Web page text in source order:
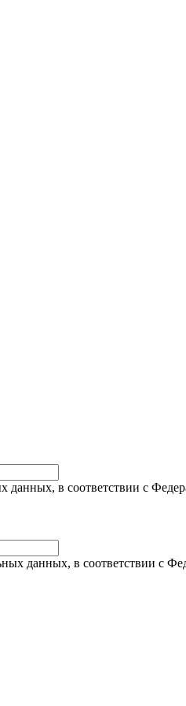
данных, в соответствии с
данных, в соответствии с